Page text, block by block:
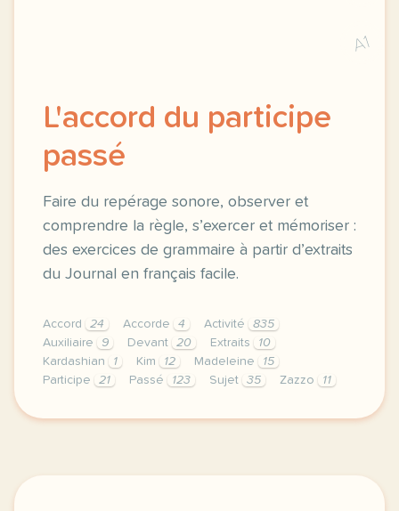
A1
L'accord du participe
passé
Faire du repérage sonore, observer et
comprendre la règle, s’exercer et mémoriser :
des exercices de grammaire à partir d’extraits
du Journal en français facile.
Accord 24 Accorde 4 Activité
835
Auxiliaire
9 Devant 20 Extraits
10
Kardashian
1 Kim 12 Madeleine
15
Participe
21 Passé 123 Sujet 35 Zazzo 11
exercice b1 l accord du participe passe faire du